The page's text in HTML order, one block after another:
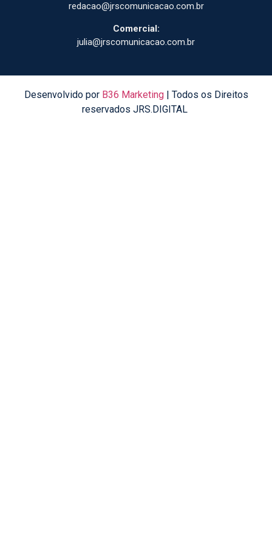
redacao@jrscomunicacao.com.br
Comercial:
julia@jrscomunicacao.com.br
Desenvolvido por B36 Marketing| Todos os Direitos
reservados JRS.DIGITAL